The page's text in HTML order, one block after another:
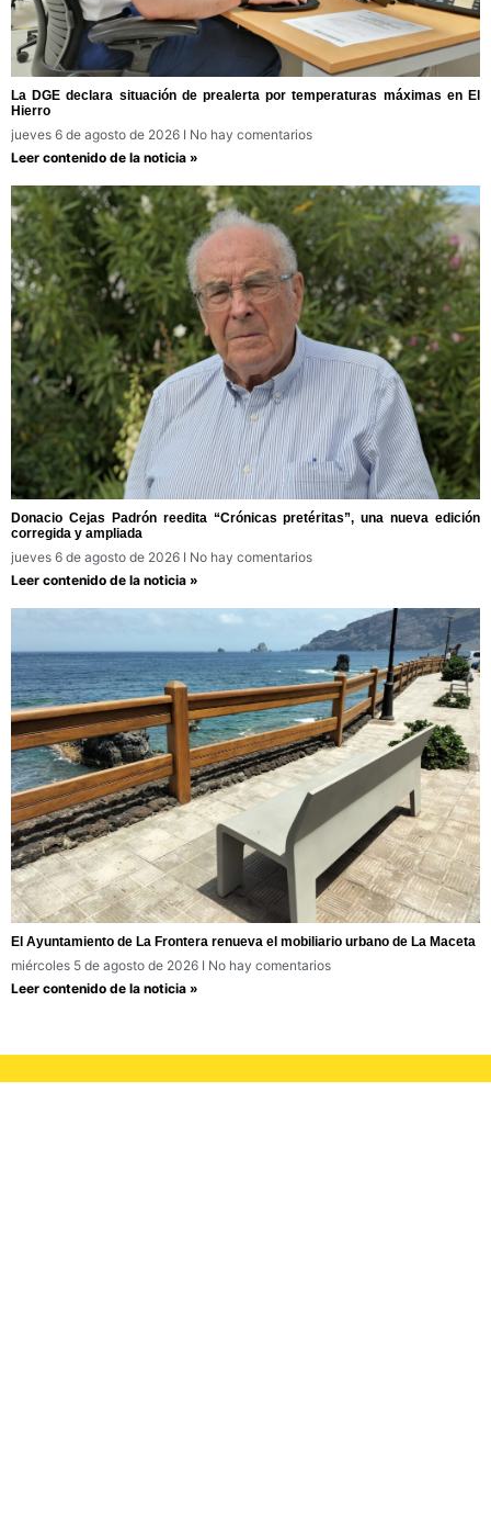
La DGE declara situación de prealerta por temperaturas máximas en El
Hierro
jueves 6 de agosto de 2026
No hay comentarios
Leer contenido de la noticia »
Donacio Cejas Padrón reedita “Crónicas pretéritas”, una nueva edición
corregida y ampliada
jueves 6 de agosto de 2026
No hay comentarios
Leer contenido de la noticia »
El Ayuntamiento de La Frontera renueva el mobiliario urbano de La Maceta
miércoles 5 de agosto de 2026
No hay comentarios
Leer contenido de la noticia »